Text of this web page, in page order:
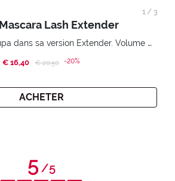
Lash Extender
Le mascara de Pupa dans sa version Extender. Volume extension 3D. Des cils amplifiés et liftés à l’infini.
€ 16,40 Price reduced from
€ 20,50to-20%
ACHETER
1/ 3
5/5